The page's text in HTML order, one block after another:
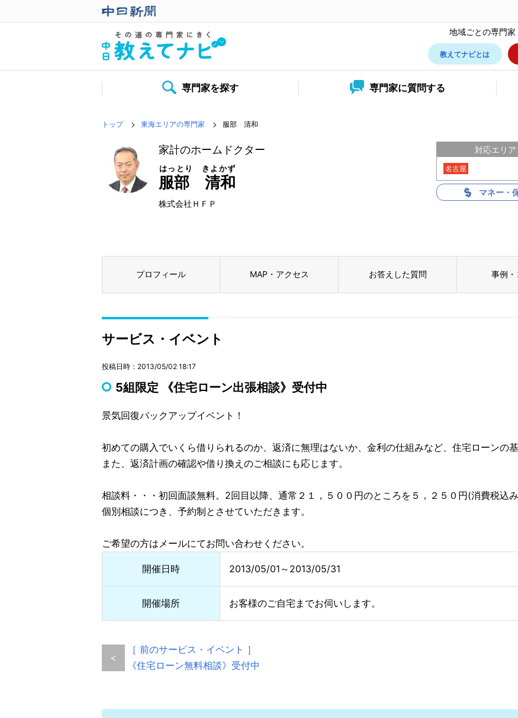
地域ごとの専門家
教えてナビとは
専門家を探す 専門家に質問する
トップ 東海エリアの専門家 服部 清和
家計のホームドクター
服部 清和
はっとり きよかず
株式会社ＨＦＰ
対応エリア
名古屋
マネー・
プロフィール MAP・アクセス お答えした質問 事例・
サービス・イベント
投稿日時：2013/05/02 18:17
5組限定 《住宅ローン出張相談》受付中
景気回復バックアップイベント！
初めての購入でいくら借りられるのか、返済に無理はないか、金利の仕組みなど、住宅ローンの基
また、返済計画の確認や借り換えのご相談にも応じます。
相談料・・・初回面談無料。2回目以降、通常２１，５００円のところを５，２５０円(消費税込
個別相談につき、予約制とさせていただきます。
ご希望の方はメールにてお問い合わせください。
開催日時 2013/05/01～2013/05/31
開催場所 お客様のご自宅までお伺いします。
<
［ 前のサービス・イベント ］
《住宅ローン無料相談》受付中